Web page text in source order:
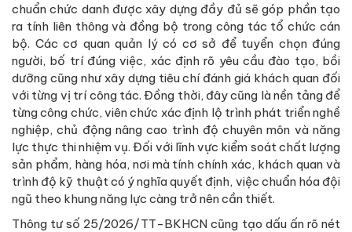
chuẩn chức danh được xây dựng đầy đủ sẽ góp phần tạo
ra tính liên thông và đồng bộ trong công tác tổ chức cán
bộ. Các cơ quan quản lý có cơ sở để tuyển chọn đúng
người, bố trí đúng việc, xác định rõ yêu cầu đào tạo, bồi
dưỡng cũng như xây dựng tiêu chí đánh giá khách quan đối
với từng vị trí công tác. Đồng thời, đây cũng là nền tảng để
từng công chức, viên chức xác định lộ trình phát triển nghề
nghiệp, chủ động nâng cao trình độ chuyên môn và năng
lực thực thi nhiệm vụ. Đối với lĩnh vực kiểm soát chất lượng
sản phẩm, hàng hóa, nơi mà tính chính xác, khách quan và
trình độ kỹ thuật có ý nghĩa quyết định, việc chuẩn hóa đội
ngũ theo khung năng lực càng trở nên cần thiết.
Thông tư số 25/2026/TT-BKHCN cũng tạo dấu ấn rõ nét